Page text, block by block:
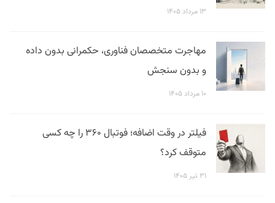
۱۳ مرداد ۱۴۰۵
مهاجرت متخصصان فناوری، حکمرانی بدون داده
و بدون سنجش
۱۰ مرداد ۱۴۰۵
فیلتر در وقت اضافه؛ فوتبال ۳۶۰ را چه کسی
متوقف کرد؟
۳۱ تیر ۱۴۰۵